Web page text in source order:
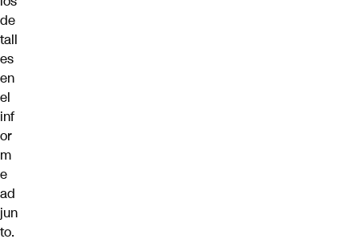
de
tall
es
en
el
inf
or
m
e
ad
jun
to.